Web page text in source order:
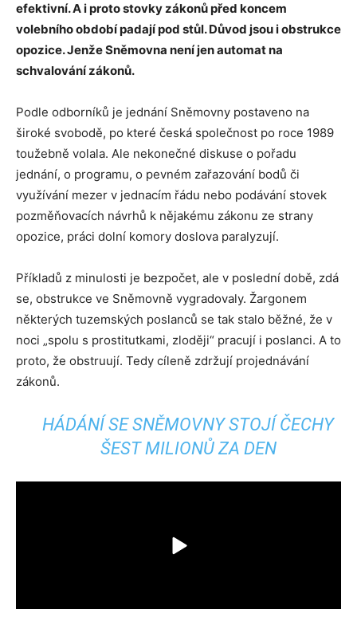
efektivní. A i proto stovky zákonů před koncem
volebního období padají pod stůl. Důvod jsou i obstrukce
opozice. Jenže Sněmovna není jen automat na
schvalování zákonů.
Podle odborníků je jednání Sněmovny postaveno na
široké svobodě, po které česká společnost po roce 1989
toužebně volala. Ale nekonečné diskuse o pořadu
jednání, o programu, o pevném zařazování bodů či
využívání mezer v jednacím řádu nebo podávání stovek
pozměňovacích návrhů k nějakému zákonu ze strany
opozice, práci dolní komory doslova paralyzují.
Příkladů z minulosti je bezpočet, ale v poslední době, zdá
se, obstrukce ve Sněmovně vygradovaly. Žargonem
některých tuzemských poslanců se tak stalo běžné, že v
noci „spolu s prostitutkami, zloději“ pracují i poslanci. A to
proto, že obstruují. Tedy cíleně zdržují projednávání
zákonů.
HÁDÁNÍ SE SNĚMOVNY STOJÍ ČECHY
ŠEST MILIONŮ ZA DEN